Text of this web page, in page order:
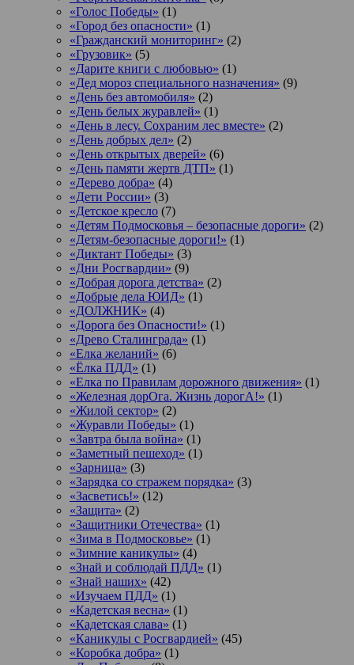
«Голос Победы» (1)
«Город без опасности» (1)
«Гражданский мониторинг» (2)
«Грузовик» (5)
«Дарите книги с любовью» (1)
«Дед мороз специального назначения» (9)
«День без автомобиля» (2)
«День белых журавлей» (1)
«День в лесу. Сохраним лес вместе» (2)
«День добрых дел» (2)
«День открытых дверей» (6)
«День памяти жертв ДТП» (1)
«Дерево добра» (4)
«Дети России» (3)
«Детское кресло (7)
«Детям Подмосковья – безопасные дороги» (2)
«Детям-безопасные дороги!» (1)
«Диктант Победы» (3)
«Дни Росгвардии» (9)
«Добрая дорога детства» (2)
«Добрые дела ЮИД» (1)
«ДОЛЖНИК» (4)
«Дорога без Опасности!» (1)
«Древо Сталинграда» (1)
«Елка желаний» (6)
«Ёлка ПДД» (1)
«Елка по Правилам дорожного движения» (1)
«Железная дорОга. Жизнь дорогА!» (1)
«Жилой сектор» (2)
«Журавли Победы» (1)
«Завтра была война» (1)
«Заметный пешеход» (1)
«Зарница» (3)
«Зарядка со стражем порядка» (3)
«Засветись!» (12)
«Защита» (2)
«Защитники Отечества» (1)
«Зима в Подмосковье» (1)
«Зимние каникулы» (4)
«Знай и соблюдай ПДД» (1)
«Знай наших» (42)
«Изучаем ПДД» (1)
«Кадетская весна» (1)
«Кадетская слава» (1)
«Каникулы с Росгвардией» (45)
«Коробка добра» (1)